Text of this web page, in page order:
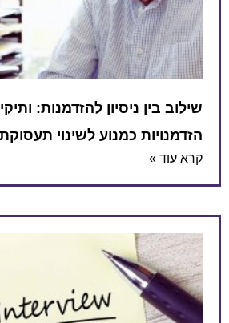
שילוב בין ניסיון להזדמנות:
הזדמנויות כמנוע לשינוי
קרא עוד »